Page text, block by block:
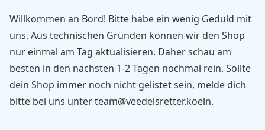
Willkommen an Bord! Bitte habe ein wenig Geduld mit
uns. Aus technischen Gründen können wir den Shop
nur einmal am Tag aktualisieren. Daher schau am
besten in den nächsten 1-2 Tagen nochmal rein. Sollte
dein Shop immer noch nicht gelistet sein, melde dich
bitte bei uns unterteam@veedelsretter.koeln.